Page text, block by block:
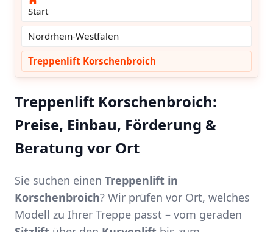
Start
Nordrhein-Westfalen
Treppenlift Korschenbroich
Treppenlift Korschenbroich:
Preise, Einbau, Förderung &
Beratung vor Ort
Sie suchen einen Treppenlift in
Korschenbroich? Wir prüfen vor Ort, welches
Modell zu Ihrer Treppe passt – vom geraden